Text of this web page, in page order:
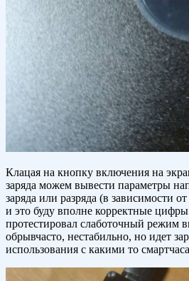
Клацая на кнопку включения на
заряда можем вывести параметры
заряда или разряда (в зависимости
и это буду вполне корректные
протестировал слаботочный режим
обрывчасто, нестабильно, но идет
использования с какими то